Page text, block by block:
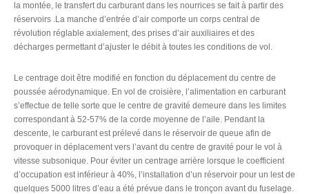
la montée, le transfert du carburant dans les nourrices se fait à partir des
réservoirs .La manche d’entrée d’air comporte un corps central de
révolution réglable axialement, des prises d’air auxiliaires et des
décharges permettant d’ajuster le débit à toutes les conditions de vol.
Le centrage doit être modifié en fonction du déplacement du centre de
poussée aérodynamique. En vol de croisière, l’alimentation en carburant
s’effectue de telle sorte que le centre de gravité demeure dans les limites
correspondant à 52-57% de la corde moyenne de l’aile. Pendant la
descente, le carburant est prélevé dans le réservoir de queue afin de
provoquer in déplacement vers l’avant du centre de gravité pour le vol à
vitesse subsonique. Pour éviter un centrage arrière lorsque le coefficient
d’occupation est inférieur à 40%, l’installation d’un réservoir pour un lest de
quelques 5000 litres d’eau a été prévue dans le tronçon avant du fuselage.